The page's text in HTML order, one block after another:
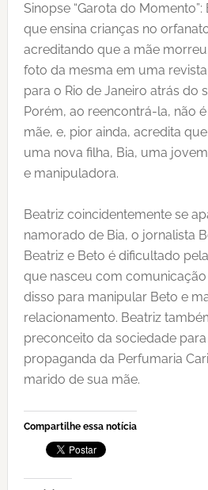
Sinopse “Garota do
que ensina crianças no
acreditando que a mãe
foto da mesma em uma
para o Rio de Janeiro atrás do
Porém, ao reencontrá-la, não
mãe, e, pior ainda, acredita
uma nova filha, Bia, uma
e manipuladora.
Beatriz coincidentemente se
namorado de Bia, o jornalista
Beatriz e Beto é dificultado
que nasceu com comunicação
disso para manipular Beto e
relacionamento. Beatriz
preconceito da sociedade
propaganda da Perfumaria
marido de sua mãe.
Compartilhe essa notícia